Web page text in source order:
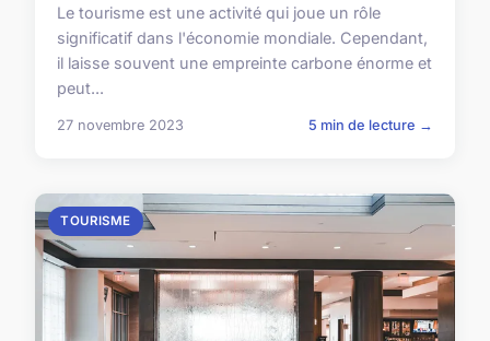
Le tourisme est une activité qui joue un rôle
significatif dans l'économie mondiale. Cependant,
il laisse souvent une empreinte carbone énorme et
peut...
27 novembre 2023 5 min de lecture →
TOURISME